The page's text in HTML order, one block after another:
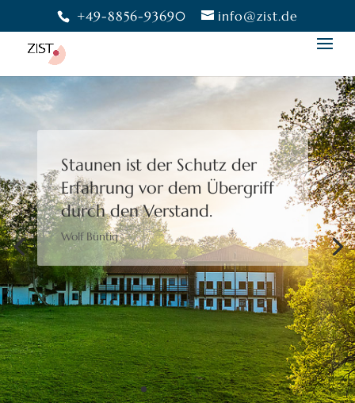
+49-8856-93690 info@zist.de
Staunen ist der Schutz der
Erfahrung vor dem Übergriff
durch den Verstand.
Wolf Büntig